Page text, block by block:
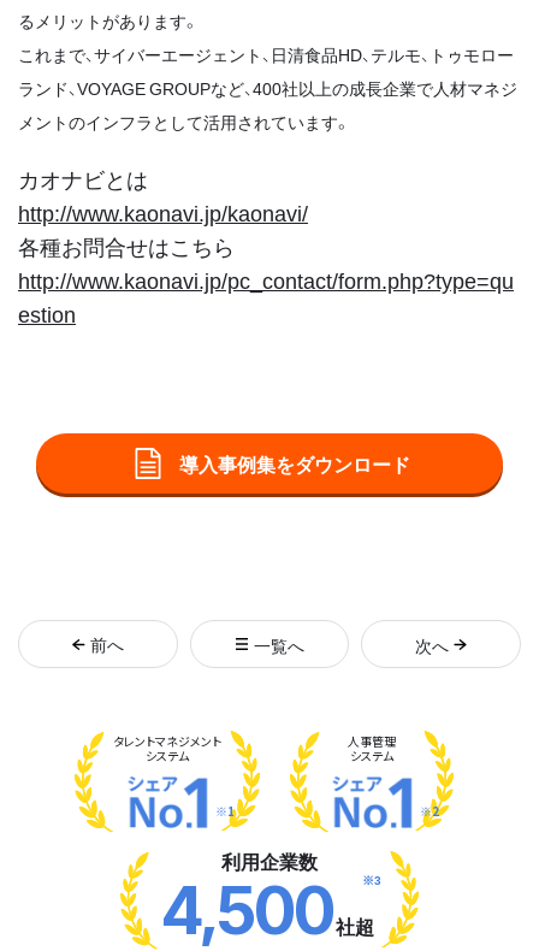
るメリットがあります。
これまで、サイバーエージェント、日清食品HD、テルモ、トゥモロー
ランド、VOYAGE GROUPなど、400社以上の成長企業で人材マネジ
メントのインフラとして活用されています。
カオナビとは
http://www.kaonavi.jp/kaonavi/
各種お問合せはこちら
http://www.kaonavi.jp/pc_contact/form.php?type=qu
estion
導入事例集をダウンロード
前へ 一覧へ 次へ
タレントマネジメント
システム
※1
人事管理
システム
※2
利用企業数
4,500社超
※3